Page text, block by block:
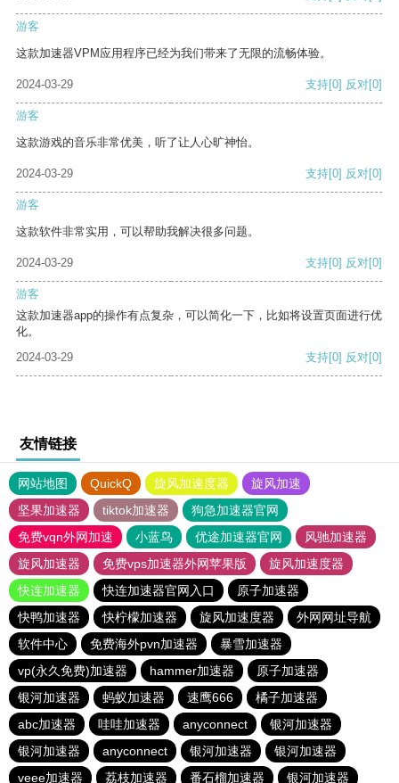
游客
这款加速器VPM应用程序已经为我们带来了无限的流畅体验。
2024-03-29 支持[0] 反对[0]
游客
这款游戏的音乐非常优美，听了让人心旷神怡。
2024-03-29 支持[0] 反对[0]
游客
这款软件非常实用，可以帮助我解决很多问题。
2024-03-29 支持[0] 反对[0]
游客
这款加速器app的操作有点复杂，可以简化一下，比如将设置页面进行优
化。
2024-03-29
支持[0] 反对[0]
友情链接
网站地图 QuickQ 旋风加速度器
旋风加速
坚果加速器
tiktok加速器
狗急加速器官网
免费vqn外网加速
小蓝鸟 优途加速器官网
风驰加速器
旋风加速器
免费vps加速器外网苹果版
旋风加速度器
快连加速器
快连加速器官网入口
原子加速器
快鸭加速器
快柠檬加速器 旋风加速度器
外网网址导航
软件中心
免费海外pvn加速器
暴雪加速器
vp(永久免费)加速器
hammer加速器
原子加速器
银河加速器
蚂蚁加速器 速鹰666
橘子加速器
abc加速器
哇哇加速器 anyconnect
银河加速器
银河加速器
anyconnect 银河加速器
银河加速器
veee加速器
荔枝加速器 番石榴加速器 银河加速器